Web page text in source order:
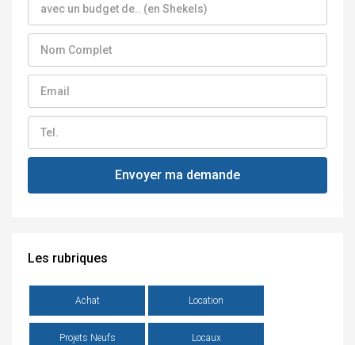
Les rubriques
Achat Location
Projets Neufs Locaux